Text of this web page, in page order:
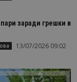
заради грешки в
13/07/2026 09:02